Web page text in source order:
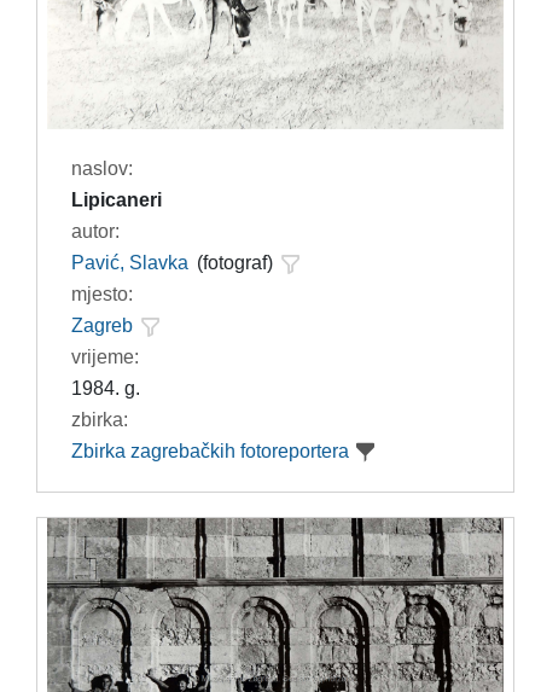
naslov:
Lipicaneri
autor:
Pavić, Slavka (fotograf)
mjesto:
Zagreb
vrijeme:
1984. g.
zbirka:
Zbirka zagrebačkih fotoreportera